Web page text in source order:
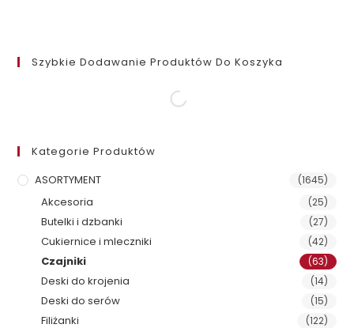
Szybkie Dodawanie Produktów Do Koszyka
Kategorie Produktów
ASORTYMENT
(1645)
Akcesoria (25)
Butelki i dzbanki (27)
Cukiernice i mleczniki (42)
Czajniki (63)
Deski do krojenia (14)
Deski do serów (15)
Filiżanki (122)